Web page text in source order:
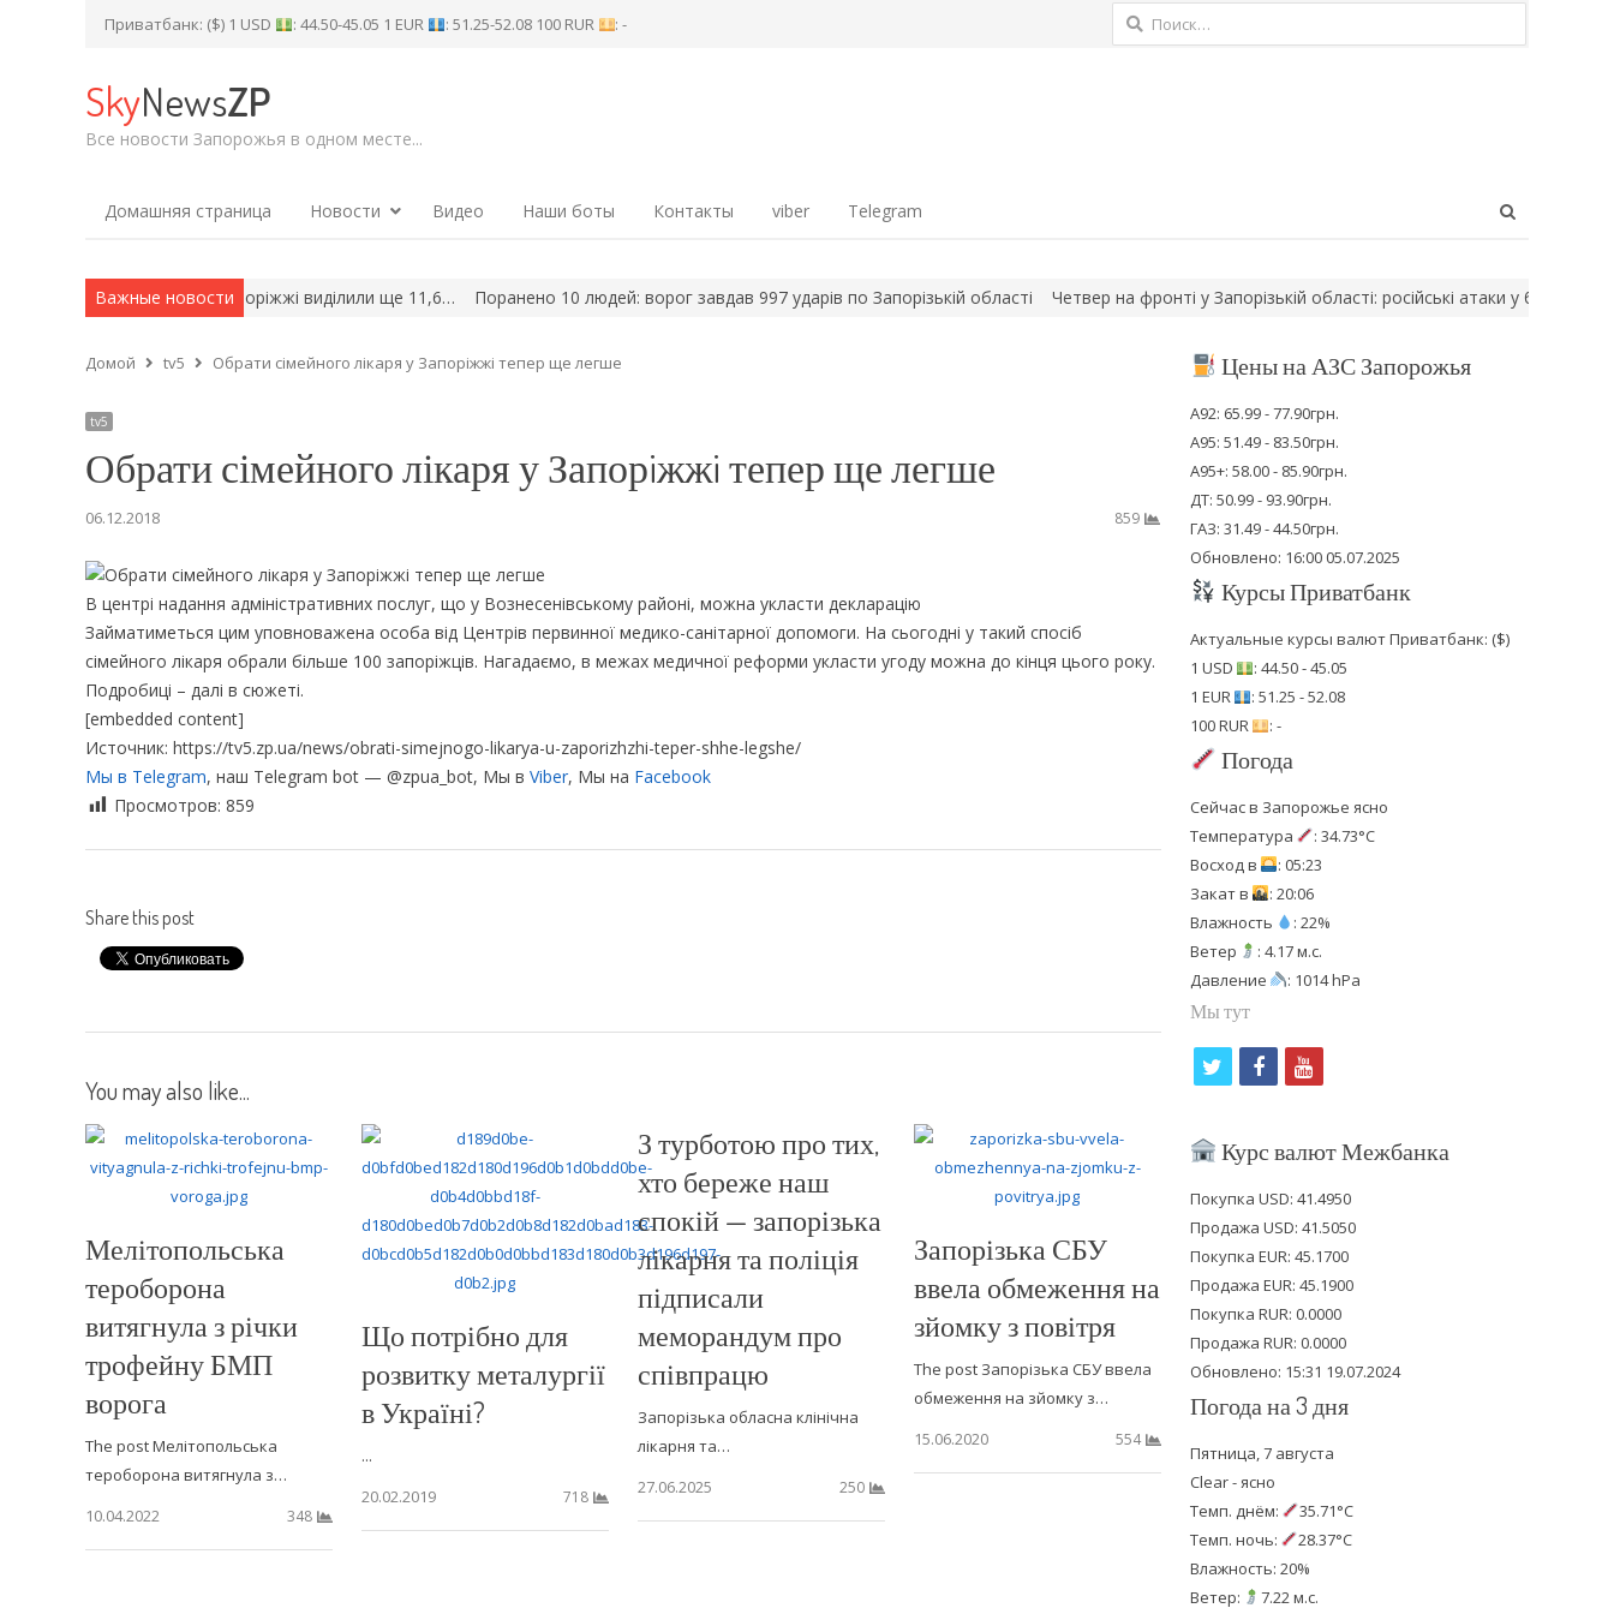
Приватбанк: ($) 1 USD : 44.50-45.05 1 EUR : 51.25-52.08 100 RUR : - Найти:
SkyNewsZP
Все новости Запорожья в одном месте...
Домашняя страница Новости Видео Наши боты Контакты viber Telegram
Важные новости
житла у Запоріжжі виділили ще 11,6… Поранено 10 людей: ворог завдав 997 ударів по Запорізькій області Четвер на фронті у Запорізькій області: російські атаки у бік… Мешканця
Домой tv5 Обрати сімейного лікаря у Запорiжжi тепер ще легше
tv5
Обрати сімейного лікаря у Запорiжжi тепер ще легше
06.12.2018 859
В центрі надання адміністративних послуг, що у Вознесенівському районі, можна укласти декларацію
Займатиметься цим уповноважена особа від Центрів первинної медико-санітарної допомоги. На сьогодні у такий спосіб
сімейного лікаря обрали більше 100 запоріжців. Нагадаємо, в межах медичної реформи укласти угоду можна до кінця цього року.
Подробиці – далі в сюжеті.
[embedded content]
Источник: https://tv5.zp.ua/news/obrati-simejnogo-likarya-u-zaporizhzhi-teper-shhe-legshe/
Мы в Telegram, наш Telegram bot — @zpua_bot, Мы в Viber, Мы на Facebook
Просмотров: 859
Share this post
You may also like...
Мелітопольська
тероборона
витягнула з річки
трофейну БМП
ворога
The post Мелітопольська
тероборона витягнула з…
10.04.2022
348
Що потрібно для
розвитку металургії
в Україні?
...
20.02.2019
718
З турботою про тих,
хто береже наш
спокій — запорізька
лікарня та поліція
підписали
меморандум про
співпрацю
Запорізька обласна клінічна
лікарня та…
27.06.2025
250
Запорізька СБУ
ввела обмеження на
зйомку з повітря
The post Запорізька СБУ ввела
обмеження на зйомку з…
15.06.2020
554
Цены на АЗС Запорожья
А92: 65.99 - 77.90грн.
А95: 51.49 - 83.50грн.
А95+: 58.00 - 85.90грн.
ДТ: 50.99 - 93.90грн.
ГАЗ: 31.49 - 44.50грн.
Обновлено: 16:00 05.07.2025
Курсы Приватбанк
Актуальные курсы валют Приватбанк: ($)
1 USD
: 44.50 - 45.05
1 EUR
: 51.25 - 52.08
100 RUR
: -
Погода
Сейчас в Запорожье ясно
Температура
: 34.73°C
Восход в
: 05:23
Закат в
: 20:06
Влажность
: 22%
Ветер
: 4.17 м.с.
Давление
: 1014 hPa
Мы тут
i
t
e
r
f
c
b
o
o
k
y
u
u
b
e
Курс валют Межбанка
Покупка USD: 41.4950
Продажа USD: 41.5050
Покупка EUR: 45.1700
Продажа EUR: 45.1900
Покупка RUR: 0.0000
Продажа RUR: 0.0000
Обновлено: 15:31 19.07.2024
Погода на 3 дня
Пятница, 7 августа
Clear - ясно
Темп. днём:
35.71°C
Темп. ночь:
28.37°C
Влажность: 20%
Ветер:
7.22 м.с.